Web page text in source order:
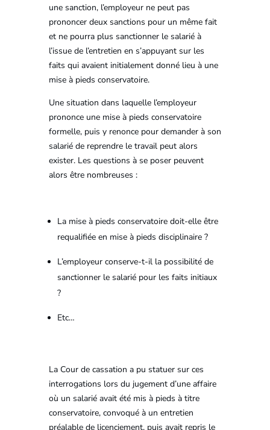
une sanction, l’employeur ne peut pas
prononcer deux sanctions pour un même fait
et ne pourra plus sanctionner le salarié à
l’issue de l’entretien en s’appuyant sur les
faits qui avaient initialement donné lieu à une
mise à pieds conservatoire.
Une situation dans laquelle l’employeur
prononce une mise à pieds conservatoire
formelle, puis y renonce pour demander à son
salarié de reprendre le travail peut alors
exister. Les questions à se poser peuvent
alors être nombreuses :
La mise à pieds conservatoire doit-elle être
requalifiée en mise à pieds disciplinaire ?
L’employeur conserve-t-il la possibilité de
sanctionner le salarié pour les faits initiaux
?
Etc…
La Cour de cassation a pu statuer sur ces
interrogations lors du jugement d’une affaire
où un salarié avait été mis à pieds à titre
conservatoire, convoqué à un entretien
préalable de licenciement, puis avait repris le